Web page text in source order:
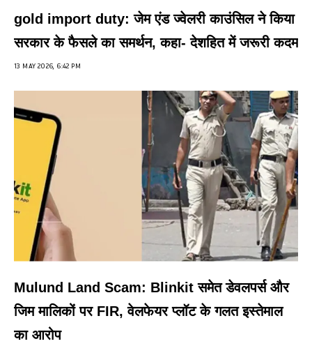
gold import duty: जेम एंड ज्वेलरी काउंसिल ने किया
सरकार के फैसले का समर्थन, कहा- देशहित में जरूरी कदम
13 MAY 2026, 6:42 PM
Mulund Land Scam: Blinkit समेत डेवलपर्स और
जिम मालिकों पर FIR, वेलफेयर प्लॉट के गलत इस्तेमाल
का आरोप